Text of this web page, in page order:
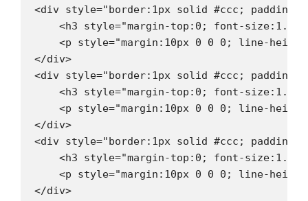
<div style="border:1px solid #ccc;
<h3 style="margin-top:0; font-
<p style="margin:10px 0 0 0; line-
</div>
<div style="border:1px solid #ccc;
<h3 style="margin-top:0; font-
<p style="margin:10px 0 0 0; line-
</div>
<div style="border:1px solid #ccc;
<h3 style="margin-top:0; font-
<p style="margin:10px 0 0 0; line-
</div>